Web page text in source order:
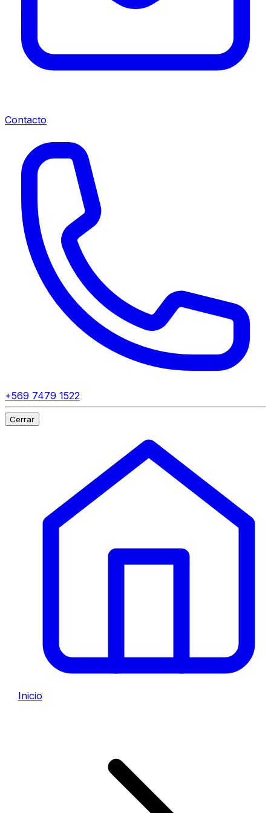
Contacto
+569 7479 1522
Cerrar
Inicio